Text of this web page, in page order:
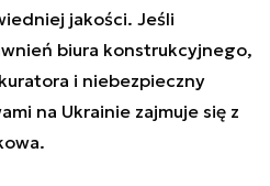
jakości. Jeśli
biura konstrukcyjnego,
i niebezpieczny
na Ukrainie zajmuje się z